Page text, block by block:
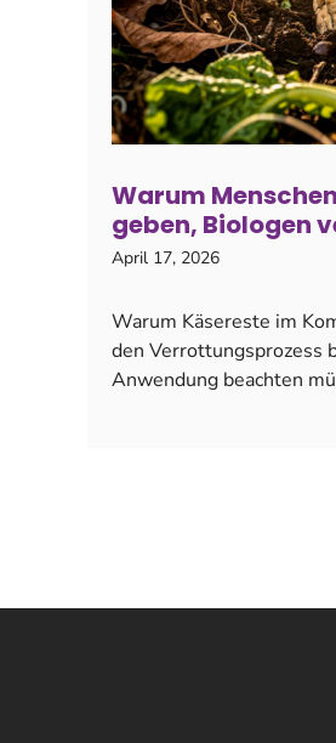
Warum
geben, Biologen
April 17, 2026
Warum Käsereste im
den Verrottungsprozess
Anwendung beachten